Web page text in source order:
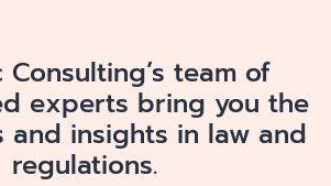
team of
experts bring you the
and insights in law and
regulations.